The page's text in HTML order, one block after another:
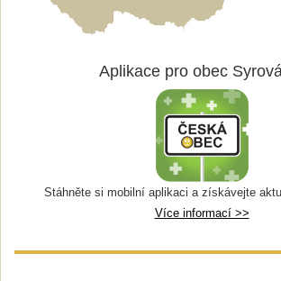
Aplikace pro obec
Stáhněte si mobilní aplikaci a získávejte
Více informací >>